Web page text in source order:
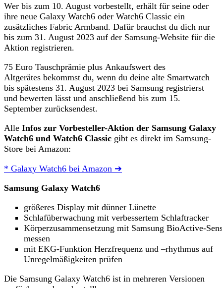
Wer bis zum 10. August vorbestellt, erhält für seine oder
ihre neue Galaxy Watch6 oder Watch6 Classic ein
zusätzliches Fabric Armband. Dafür brauchst du dich nur
bis zum 31. August 2023 auf der Samsung-Website für die
Aktion registrieren.
75 Euro Tauschprämie plus Ankaufswert des
Altgerätes bekommst du, wenn du deine alte Smartwatch
bis spätestens 31. August 2023 bei Samsung registrierst
und bewerten lässt und anschließend bis zum 15.
September zurücksendest.
Alle Infos zur Vorbesteller-Aktion der Samsung Galaxy
Watch6 und Watch6 Classic gibt es direkt im Samsung-
Store bei Amazon:
* Galaxy Watch6 bei Amazon ➔
Samsung Galaxy Watch6
größeres Display mit dünner Lünette
Schlafüberwachung mit verbessertem Schlaftracker
Körperzusammensetzung mit Samsung BioActive-
messen
mit EKG-Funktion Herzfrequenz und –rhythmus auf
Unregelmäßigkeiten prüfen
Die Samsung Galaxy Watch6 ist in mehreren Versionen